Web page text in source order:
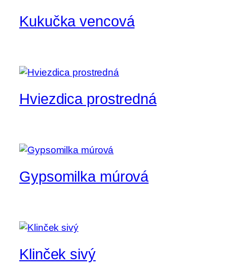
Kukučka vencová
Hviezdica prostredná
Gypsomilka múrová
Klinček sivý